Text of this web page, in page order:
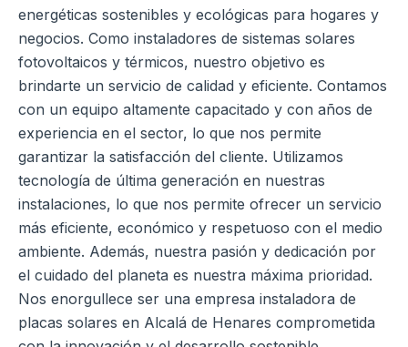
energéticas sostenibles y ecológicas para hogares y
negocios. Como instaladores de sistemas solares
fotovoltaicos y térmicos, nuestro objetivo es
brindarte un servicio de calidad y eficiente. Contamos
con un equipo altamente capacitado y con años de
experiencia en el sector, lo que nos permite
garantizar la satisfacción del cliente. Utilizamos
tecnología de última generación en nuestras
instalaciones, lo que nos permite ofrecer un servicio
más eficiente, económico y respetuoso con el medio
ambiente. Además, nuestra pasión y dedicación por
el cuidado del planeta es nuestra máxima prioridad.
Nos enorgullece ser una empresa instaladora de
placas solares en Alcalá de Henares comprometida